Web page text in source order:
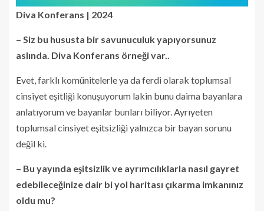
Diva Konferans | 2024
– Siz bu hususta bir savunuculuk yapıyorsunuz
aslında. Diva Konferans örneği var..
Evet, farklı komünitelerle ya da ferdi olarak toplumsal
cinsiyet eşitliği konuşuyorum lakin bunu daima bayanlara
anlatıyorum ve bayanlar bunları biliyor. Ayrıyeten
toplumsal cinsiyet eşitsizliği yalnızca bir bayan sorunu
değil ki.
– Bu yayında eşitsizlik ve ayrımcılıklarla nasıl gayret
edebileceğinize dair bi yol haritası çıkarma imkanınız
oldu mu?